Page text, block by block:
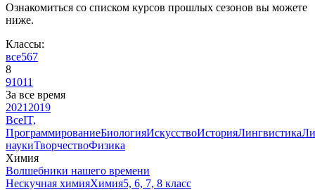
Ознакомиться со списком курсов прошлых сезонов вы можете
ниже.
Классы:
все567
8
91011
За все время
2021 2019
ВсеIT,
ПрограммированиеБиологияИскусствоИсторияЛингвистика
наукиТворчествоФизика
Химия
Волшебники нашего времени
Нескучная химияХимия5, 6, 7, 8 класс